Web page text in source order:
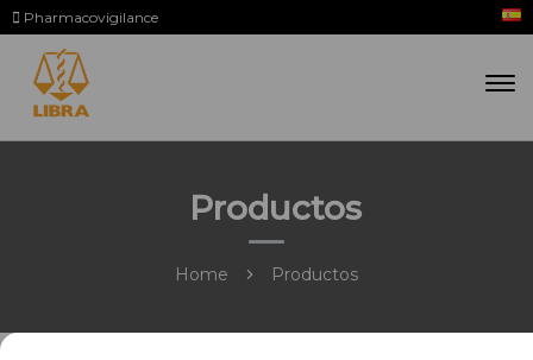
Pharmacovigilance
Productos
Home Productos